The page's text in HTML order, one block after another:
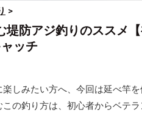
>
堤防アジ釣りのススメ
ッチ
しみたい方へ、今回は延べ竿
の釣り方は、初心者からベテ